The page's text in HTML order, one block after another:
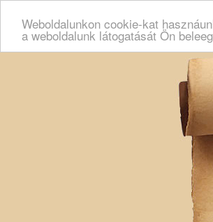
Weboldalunkon cookie-kat
a weboldalunk látogatását Ön